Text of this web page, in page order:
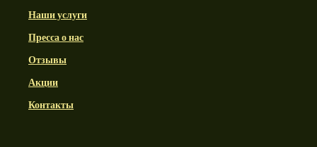
Наши услуги
Пресса о нас
Отзывы
Акции
Контакты